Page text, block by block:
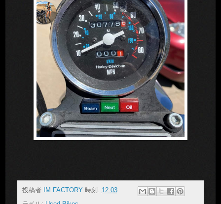
投稿者 IM FACTORY 時刻: 12:03